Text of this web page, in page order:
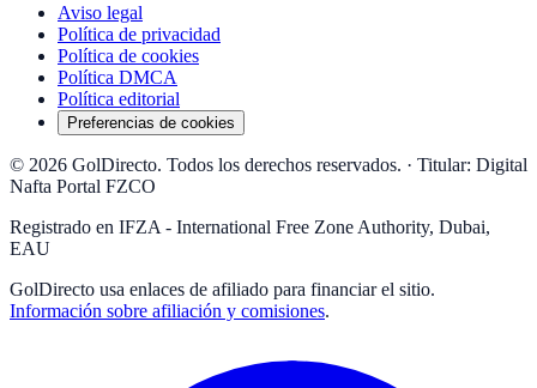
Aviso legal
Política de privacidad
Política de cookies
Política DMCA
Política editorial
Preferencias de cookies
© 2026 GolDirecto. Todos los derechos reservados. · Titular: Digital
Nafta Portal FZCO
Registrado en IFZA - International Free Zone Authority, Dubai,
EAU
GolDirecto usa enlaces de afiliado para financiar el sitio.
Información sobre afiliación y comisiones.